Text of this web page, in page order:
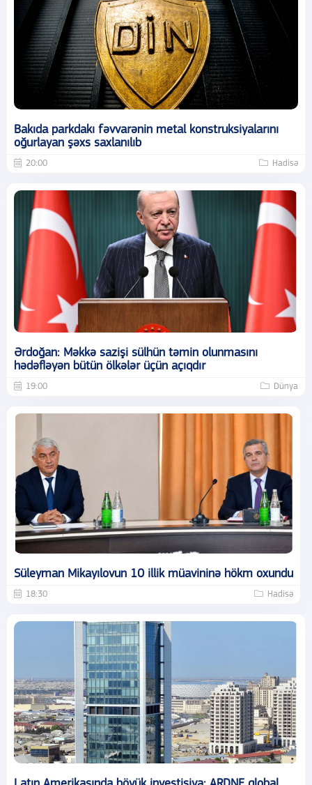
Bakıda parkdakı fəvvarənin metal konstruksiyalarını
oğurlayan şəxs saxlanılıb
20:00 Hadisə
Ərdoğan: Məkkə sazişi sülhün təmin olunmasını
hədəfləyən bütün ölkələr üçün açıqdır
19:00 Dünya
Süleyman Mikayılovun 10 illik müavininə hökm oxundu
18:30 Hadisə